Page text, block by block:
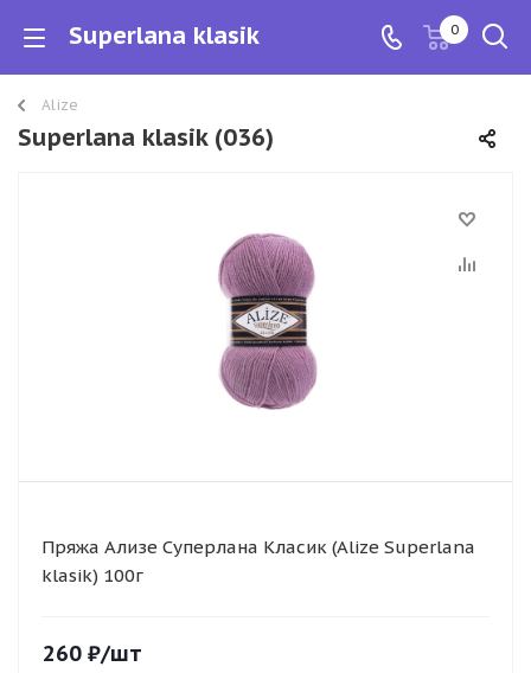
Superlana klasik 0
Alize
Superlana klasik (036)
Пряжа Ализе Суперлана Класик (Alize Superlana
klasik) 100г
260 ₽/шт